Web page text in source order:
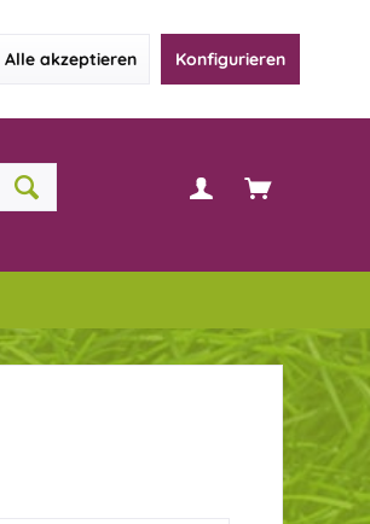
Alle akzeptieren Konfigurieren